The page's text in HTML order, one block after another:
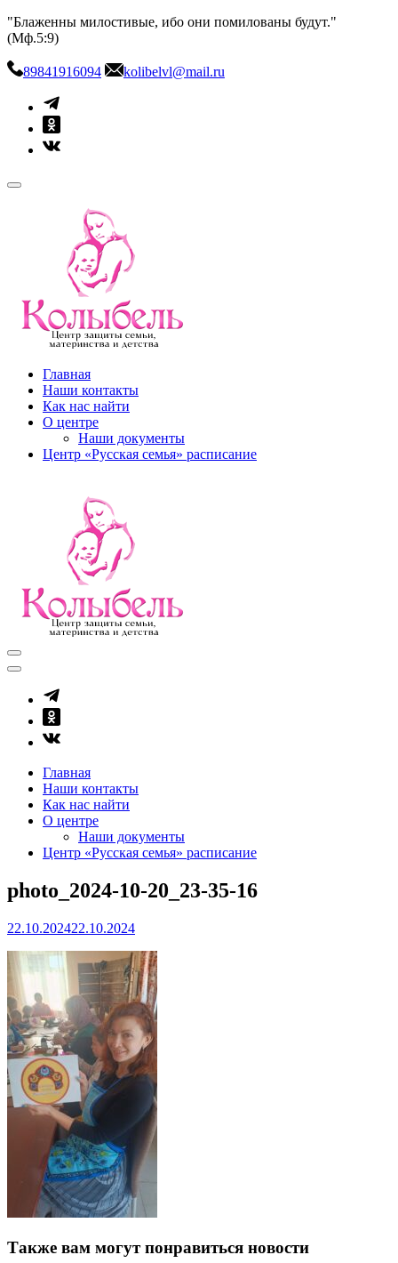
Skip
to
"Блаженны милостивые, ибо они помилованы будут."
(Мф.5:9)
89841916094 kolibelvl@mail.ru
kolibel-vl.ru
Центр защиты семьи, материнства и детства
Главная
Наши контакты
Как нас найти
О центре
Наши документы
Центр «Русская семья» расписание
Главная
Наши контакты
Как нас найти
О центре
Наши документы
Центр «Русская семья» расписание
photo_2024-10-20_23-35-16
22.10.202422.10.2024
Также вам могут понравиться новости